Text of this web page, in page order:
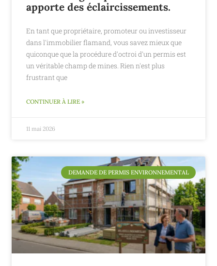
apporte des éclaircissements.
En tant que propriétaire, promoteur ou investisseur
dans l'immobilier flamand, vous savez mieux que
quiconque que la procédure d'octroi d'un permis est
un véritable champ de mines. Rien n'est plus
frustrant que
CONTINUER À LIRE »
11 mai 2026
DEMANDE DE PERMIS ENVIRONNEMENTAL